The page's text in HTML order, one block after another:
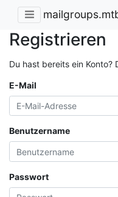
Registrieren
Du hast bereits ein Konto?
E-Mail
Benutzername
Passwort